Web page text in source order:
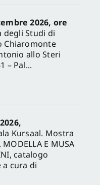
2026, ore
degli Studi di
Chiaromonte
allo Steri
– Pal...
Kursaal. Mostra
MODELLA E MUSA
catalogo
a cura di